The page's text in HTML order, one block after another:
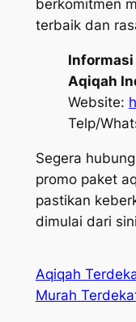
berkomitmen
terbaik dan
Informasi
Aqiqah
Website:
Telp/
Segera
promo paket
pastikan
dimulai dari
Aqiqah
Murah